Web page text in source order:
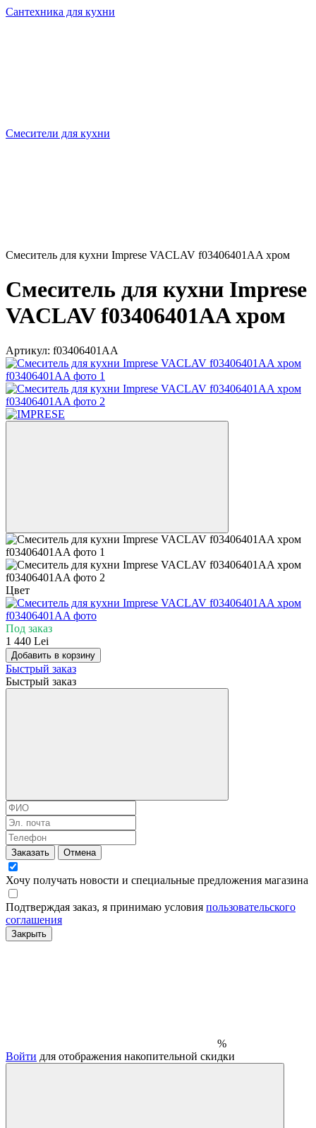
Сантехника для кухни
Смесители для кухни
Смеситель для кухни Imprese VACLAV f03406401AA хром
Смеситель для кухни Imprese
VACLAV f03406401AA хром
Артикул: f03406401AA
Цвет
Под заказ
1 440 Lei
Добавить в корзину
Быстрый заказ
Быстрый заказ
Заказать Отмена
Хочу получать новости и специальные предложения магазина
Подтверждая заказ, я принимаю условия пользовательского
соглашения
Закрыть
%
Войти для отображения накопительной скидки